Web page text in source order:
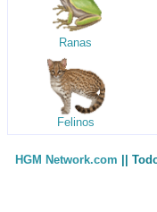
Ranas
Felinos
HGM Network.com ||